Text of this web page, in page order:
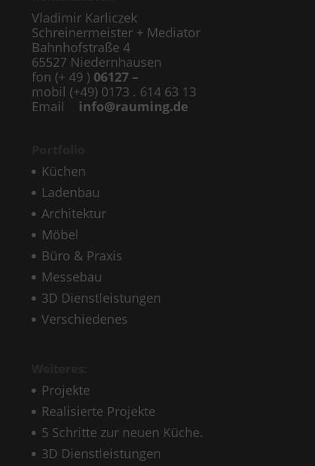
Vladimir Karliczek
Schreinermeister + Mediator
Bahnhofstraße 4
65527 Niedernhausen
fon (+ 49 ) 06127 –
mobil (+49) 0173 . 614 63 13
Email info@rauming.de
Küchen
Ladenbau
Architektur
Möbel
Büro & Praxis
Messebau
3D Dienstleistungen
Verschiedenes
Projekte
Realisierte Projekte
5 Schritte zur neuen Küche.
3D Dienstleistungen